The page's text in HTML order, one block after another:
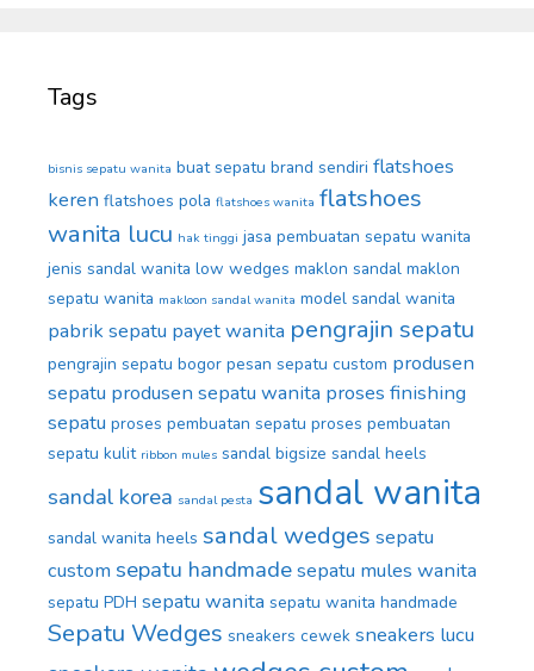
Tags
bisnis sepatu wanita buat sepatu brand sendiri flatshoes
keren flatshoes pola flatshoes wanita flatshoes
wanita lucu hak tinggi jasa pembuatan sepatu wanita
jenis sandal wanita low wedges maklon sandal maklon
sepatu wanita makloon sandal wanita model sandal wanita
pabrik sepatu payet wanita pengrajin sepatu
pengrajin sepatu bogor pesan sepatu custom produsen
sepatu produsen sepatu wanita proses finishing
sepatu proses pembuatan sepatu proses pembuatan
sepatu kulit ribbon mules sandal bigsize sandal heels
sandal korea sandal pesta sandal wanita
sandal wanita heels sandal wedges sepatu
custom sepatu handmadesepatu mules wanita
sepatu PDH sepatu wanita sepatu wanita handmade
Sepatu Wedges sneakers cewek sneakers lucu